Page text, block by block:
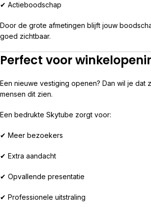
✔ Actieboodschap
Door de grote afmetingen blijft jouw
goed zichtbaar.
Perfect voor
Een nieuwe vestiging openen? Dan wil je dat
mensen dit zien.
Een bedrukte Skytube zorgt voor:
✔ Meer bezoekers
✔ Extra aandacht
✔ Opvallende presentatie
✔ Professionele uitstraling